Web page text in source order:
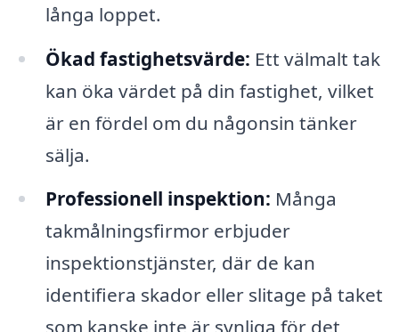
långa loppet.
Ökad fastighetsvärde: Ett välmalt tak
kan öka värdet på din fastighet, vilket
är en fördel om du någonsin tänker
sälja.
Professionell inspektion: Många
takmålningsfirmor erbjuder
inspektionstjänster, där de kan
identifiera skador eller slitage på taket